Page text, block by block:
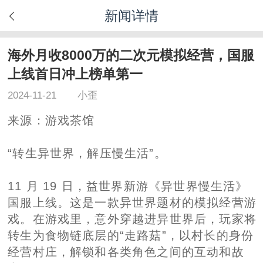
新闻详情
海外月收8000万的二次元模拟经营，国服
上线首日冲上榜单第一
2024-11-21 小歪
来源：游戏茶馆
“转生异世界，解压慢生活”。
11 月 19 日，益世界新游《异世界慢生活》
国服上线。这是一款异世界题材的模拟经营游
戏。在游戏里，意外穿越进异世界后，玩家将
转生为食物链底层的“走路菇”，以村长的身份
经营村庄，解锁和各类角色之间的互动和故